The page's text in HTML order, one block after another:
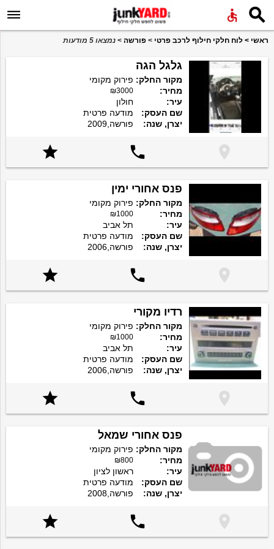
 
ראשי > לוח חלקי חילוף לרכב פרטי > פורשה > נמצאו 5 מודעות
גלגל הגה
מקור החלק: פירוק מקומי
מחיר:
₪3000
עיר:
חולון
שם העסק:
מודעה פרטית
יצרן, שנה:
פורשה,2009



פנס אחורי ימין
מקור החלק: פירוק מקומי
מחיר:
₪1000
עיר:
תל אביב
שם העסק:
מודעה פרטית
יצרן, שנה:
פורשה,2006



רדיו מקורי
מקור החלק: פירוק מקומי
מחיר:
₪1000
עיר:
תל אביב
שם העסק:
מודעה פרטית
יצרן, שנה:
פורשה,2006



פנס אחורי שמאל
מקור החלק: פירוק מקומי
מחיר:
₪800
עיר:
ראשון לציון
שם העסק:
מודעה פרטית
יצרן, שנה:
פורשה,2008


